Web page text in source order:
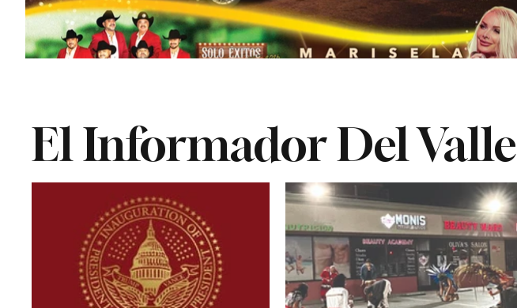
El Informador Del Valle